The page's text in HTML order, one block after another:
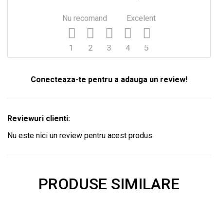
Nu recomand Excelent
5
4
3
2
1
Conecteaza-te pentru a adauga un review!
Reviewuri clienti:
Nu este nici un review pentru acest produs.
PRODUSE SIMILARE